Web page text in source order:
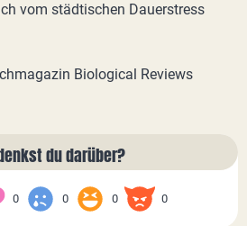
vom städtischen Dauerstress
Biological Reviews
du darüber?
0 0 0 0